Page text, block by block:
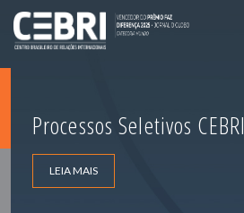
Processos Seletivos CEBRI
LEIA MAIS